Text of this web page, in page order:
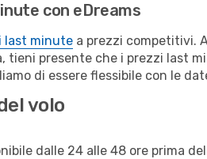
con eDreams
last minute a prezzi competitivi.
tieni presente che i prezzi last
di essere flessibile con le
volo
dalle 24 alle 48 ore prima